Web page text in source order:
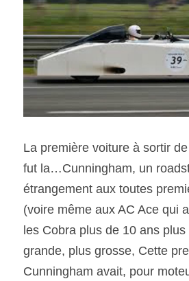
La première voiture à sortir
fut la…Cunningham, un
étrangement aux toutes
(voire même aux AC Ace qui
les Cobra plus de 10 ans
grande, plus grosse, Cette
Cunningham avait, pour